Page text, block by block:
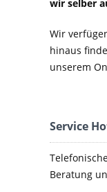
wir selber
Wir
hinaus
unserem
Service
Beratung